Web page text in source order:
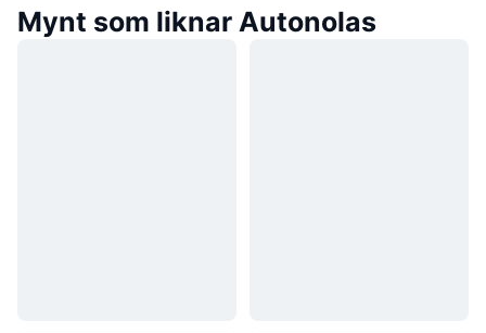
Mynt som liknar Autonolas